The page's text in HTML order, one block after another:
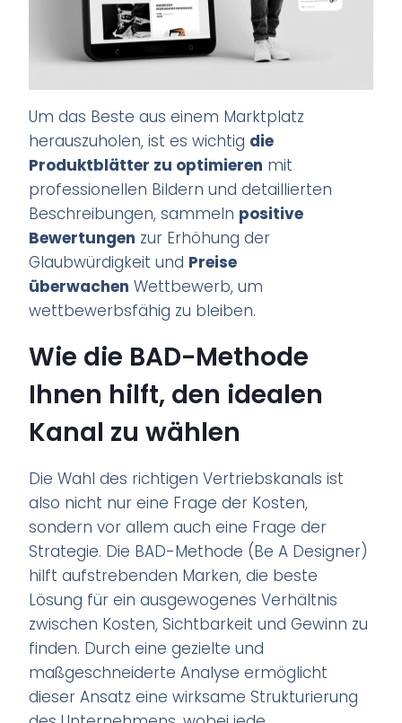
Um das Beste aus einem Marktplatz
herauszuholen, ist es wichtig die
Produktblätter zu optimieren mit
professionellen Bildern und detaillierten
Beschreibungen, sammeln positive
Bewertungen zur Erhöhung der
Glaubwürdigkeit und Preise
überwachen Wettbewerb, um
wettbewerbsfähig zu bleiben.
Wie die BAD-Methode
Ihnen hilft, den idealen
Kanal zu wählen
Die Wahl des richtigen Vertriebskanals ist
also nicht nur eine Frage der Kosten,
sondern vor allem auch eine Frage der
Strategie. Die BAD-Methode (Be A Designer)
hilft aufstrebenden Marken, die beste
Lösung für ein ausgewogenes Verhältnis
zwischen Kosten, Sichtbarkeit und Gewinn zu
finden. Durch eine gezielte und
maßgeschneiderte Analyse ermöglicht
dieser Ansatz eine wirksame Strukturierung